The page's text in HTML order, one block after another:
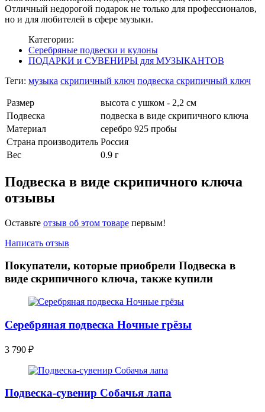
Отличный недорогой подарок не только для профессионалов,
но и для любителей в сфере музыки.
Категории:
Серебряные подвески и кулоны
ПОДАРКИ и СУВЕНИРЫ для МУЗЫКАНТОВ
Теги: музыка скрипичный ключ подвеска скрипичный ключ
Размер
высота с ушком - 2,2 см
Подвеска
подвеска в виде скрипичного ключа
Материал
серебро 925 пробы
Страна производитель Россия
Вес
0.9 г
Подвеска в виде скрипичного ключа
отзывы
Оставьте отзыв об этом товаре первым!
Написать отзыв
Покупатели, которые приобрели Подвеска в
виде скрипичного ключа, также купили
Серебряная подвеска Ночные грёзы
3 790 ₽
Подвеска-сувенир Собачья лапа